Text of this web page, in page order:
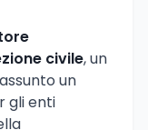
civile, un
un
gli enti